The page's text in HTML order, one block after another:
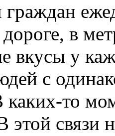
в
вкусы у
с
каких-то
этой связи